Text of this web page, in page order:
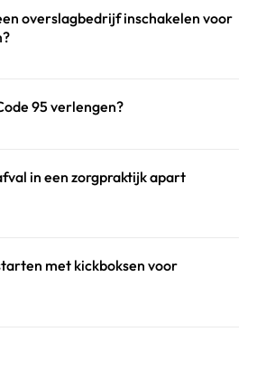
overslagbedrijf inschakelen voor
95 verlengen?
in een zorgpraktijk apart
met kickboksen voor